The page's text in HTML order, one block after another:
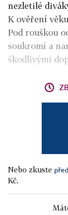
nezletilé
K ověření
Pod rouškou
soukromí a
škodlivými
Nebo zkuste
Kč.